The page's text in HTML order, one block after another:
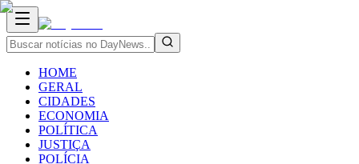
HOME
GERAL
CIDADES
ECONOMIA
POLÍTICA
JUSTIÇA
POLÍCIA